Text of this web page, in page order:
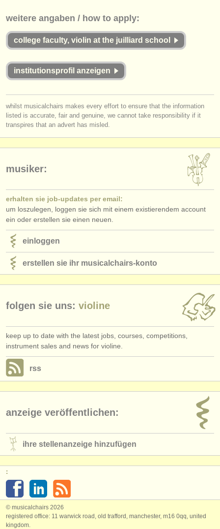
kontakt
nachrichten in der klassischen musik
verlage:
anzeige veröffentlichen
einloggen
weitere angaben / how to apply:
college faculty, violin at the juilliard school
institutionsprofil anzeigen
whilst musicalchairs makes every effort to ensure that the information
listed is accurate, fair and genuine, we cannot take responsibility if it
transpires that an advert has misled.
musiker:
erhalten sie job-updates per email:
um loszulegen, loggen sie sich mit einem existierendem account
ein oder erstellen sie einen neuen.
einloggen
erstellen sie ihr musicalchairs-konto
folgen sie uns: violine
keep up to date with the latest jobs, courses, competitions,
instrument sales and news for violine.
rss
anzeige veröffentlichen:
ihre stellenanzeige hinzufügen
:
© musicalchairs 2026
registered office: 11 warwick road, old trafford, manchester, m16 0qq, united
kingdom.